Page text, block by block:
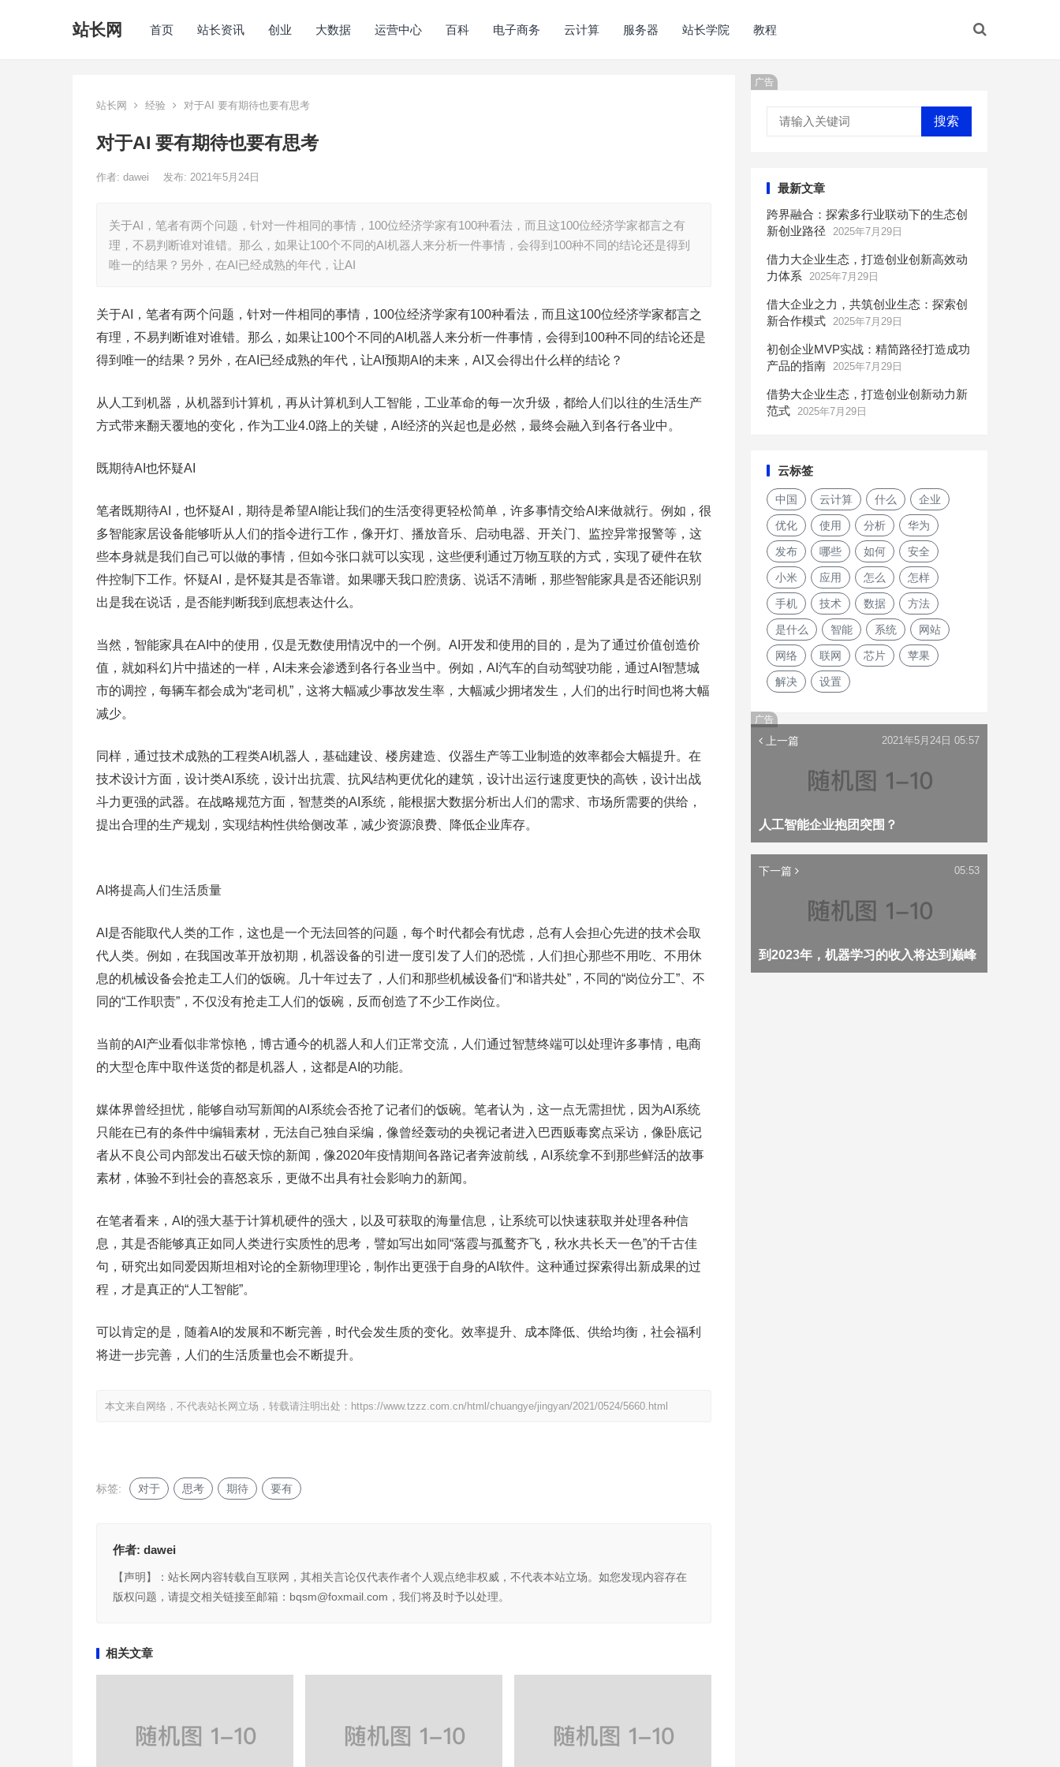
站长网 首页 站长资讯 创业 大数据 运营中心 百科 电子商务 云计算 服务器 站长学院 教程
站长网 经验 对于AI 要有期待也要有思考
对于AI 要有期待也要有思考
作者: dawei 发布: 2021年5月24日
关于AI，笔者有两个问题，针对一件相同的事情，100位经济学家有100种看法，而且这100位经济学家都言之有
理，不易判断谁对谁错。那么，如果让100个不同的AI机器人来分析一件事情，会得到100种不同的结论还是得到
唯一的结果？另外，在AI已经成熟的年代，让AI
关于AI，笔者有两个问题，针对一件相同的事情，100位经济学家有100种看法，而且这100位经济学家都言之
有理，不易判断谁对谁错。那么，如果让100个不同的AI机器人来分析一件事情，会得到100种不同的结论还是
得到唯一的结果？另外，在AI已经成熟的年代，让AI预期AI的未来，AI又会得出什么样的结论？
从人工到机器，从机器到计算机，再从计算机到人工智能，工业革命的每一次升级，都给人们以往的生活生产
方式带来翻天覆地的变化，作为工业4.0路上的关键，AI经济的兴起也是必然，最终会融入到各行各业中。
既期待AI也怀疑AI
笔者既期待AI，也怀疑AI，期待是希望AI能让我们的生活变得更轻松简单，许多事情交给AI来做就行。例如，很
多智能家居设备能够听从人们的指令进行工作，像开灯、播放音乐、启动电器、开关门、监控异常报警等，这
些本身就是我们自己可以做的事情，但如今张口就可以实现，这些便利通过万物互联的方式，实现了硬件在软
件控制下工作。怀疑AI，是怀疑其是否靠谱。如果哪天我口腔溃疡、说话不清晰，那些智能家具是否还能识别
出是我在说话，是否能判断我到底想表达什么。
当然，智能家具在AI中的使用，仅是无数使用情况中的一个例。AI开发和使用的目的，是为了通过价值创造价
值，就如科幻片中描述的一样，AI未来会渗透到各行各业当中。例如，AI汽车的自动驾驶功能，通过AI智慧城
市的调控，每辆车都会成为“老司机”，这将大幅减少事故发生率，大幅减少拥堵发生，人们的出行时间也将大幅
减少。
同样，通过技术成熟的工程类AI机器人，基础建设、楼房建造、仪器生产等工业制造的效率都会大幅提升。在
技术设计方面，设计类AI系统，设计出抗震、抗风结构更优化的建筑，设计出运行速度更快的高铁，设计出战
斗力更强的武器。在战略规范方面，智慧类的AI系统，能根据大数据分析出人们的需求、市场所需要的供给，
提出合理的生产规划，实现结构性供给侧改革，减少资源浪费、降低企业库存。
AI将提高人们生活质量
AI是否能取代人类的工作，这也是一个无法回答的问题，每个时代都会有忧虑，总有人会担心先进的技术会取
代人类。例如，在我国改革开放初期，机器设备的引进一度引发了人们的恐慌，人们担心那些不用吃、不用休
息的机械设备会抢走工人们的饭碗。几十年过去了，人们和那些机械设备们“和谐共处”，不同的“岗位分工”、不
同的“工作职责”，不仅没有抢走工人们的饭碗，反而创造了不少工作岗位。
当前的AI产业看似非常惊艳，博古通今的机器人和人们正常交流，人们通过智慧终端可以处理许多事情，电商
的大型仓库中取件送货的都是机器人，这都是AI的功能。
媒体界曾经担忧，能够自动写新闻的AI系统会否抢了记者们的饭碗。笔者认为，这一点无需担忧，因为AI系统
只能在已有的条件中编辑素材，无法自己独自采编，像曾经轰动的央视记者进入巴西贩毒窝点采访，像卧底记
者从不良公司内部发出石破天惊的新闻，像2020年疫情期间各路记者奔波前线，AI系统拿不到那些鲜活的故事
素材，体验不到社会的喜怒哀乐，更做不出具有社会影响力的新闻。
在笔者看来，AI的强大基于计算机硬件的强大，以及可获取的海量信息，让系统可以快速获取并处理各种信
息，其是否能够真正如同人类进行实质性的思考，譬如写出如同“落霞与孤鹜齐飞，秋水共长天一色”的千古佳
句，研究出如同爱因斯坦相对论的全新物理理论，制作出更强于自身的AI软件。这种通过探索得出新成果的过
程，才是真正的“人工智能”。
可以肯定的是，随着AI的发展和不断完善，时代会发生质的变化。效率提升、成本降低、供给均衡，社会福利
将进一步完善，人们的生活质量也会不断提升。
本文来自网络，不代表站长网立场，转载请注明出处： https://www.tzzz.com.cn/html/chuangye/jingyan/2021/0524/5660.html
标签: 对于 思考 期待 要有
作者: dawei
【声明】：站长网内容转载自互联网，其相关言论仅代表作者个人观点绝非权威，不代表本站立场。如您发现内容存在
版权问题，请提交相关链接至邮箱：bqsm@foxmail.com，我们将及时予以处理。
相关文章
广告
搜索
最新文章
跨界融合：探索多行业联动下的生态创
新创业路径
2025年7月29日
借力大企业生态，打造创业创新高效动
力体系
2025年7月29日
借大企业之力，共筑创业生态：探索创
新合作模式 2025年7月29日
初创企业MVP实战：精简路径打造成功
产品的指南 2025年7月29日
借势大企业生态，打造创业创新动力新
范式 2025年7月29日
云标签
中国 云计算 什么 企业
优化 使用 分析 华为
发布 哪些 如何 安全
小米 应用 怎么 怎样
手机 技术 数据 方法
是什么 智能 系统 网站
网络 联网 芯片 苹果
解决 设置
广告
上一篇
人工智能企业抱团突围？
2021年5月24日 05:57
下一篇
到2023年，机器学习的收入将达到巅峰
05:53